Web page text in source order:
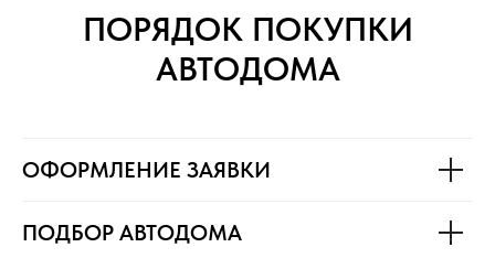
ПОРЯДОК ПОКУПКИ
АВТОДОМА
ОФОРМЛЕНИЕ ЗАЯВКИ
ПОДБОР АВТОДОМА